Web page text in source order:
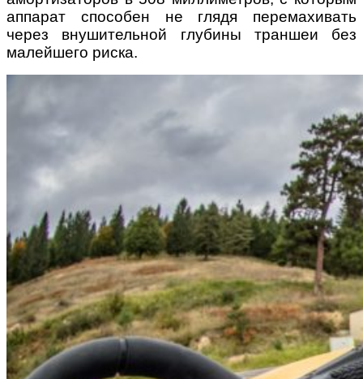
аппарат способен не глядя перемахивать
через внушительной глубины траншеи без
малейшего риска.